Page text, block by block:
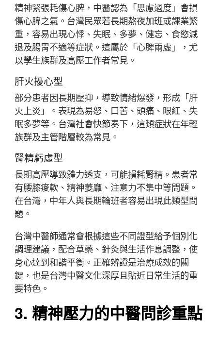
精神緊張耗傷心脾，中醫認為「思慮過度」會損
傷心脾之氣。台灣民眾若長期熬夜加班或課業繁
重，容易出現心悸、失眠、多夢、健忘、食慾減
退及腸胃不適等症狀。這屬於「心脾兩虛」，尤
以學生族群及高壓工作者常見。
肝火擾心型
部分患者因長期壓抑，導致情緒爆發，形成「肝
火上炎」。表現為易怒、口苦、頭痛、眼紅、失
眠多夢等。台灣社會快節奏下，這類症狀在年輕
族群及主管階層較為常見。
腎精虧虛型
長期高壓導致體力透支，可能損耗腎精。患者常
有腰膝痠軟、精神萎靡、注意力不集中等問題。
在台灣，中年人與長期輪班者容易出現此類型問
題。
台灣中醫師通常會根據這些不同證型給予個別化
調理建議，配合草藥、針灸與生活作息調整，使
身心達到和諧平衡。正確辨證是治療成效的關
鍵，也是台灣中醫文化深厚且貼近日常生活的重
要特色。
3. 精神壓力的中醫問診重點